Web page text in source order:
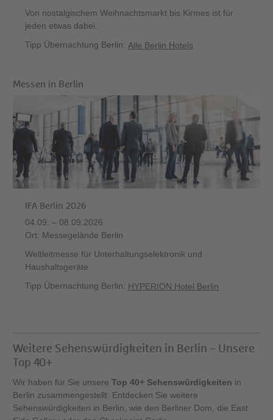
Von nostalgischem Weihnachtsmarkt bis Kirmes ist für
jeden etwas dabei.
Tipp Übernachtung Berlin: Alle Berlin Hotels
Messen in Berlin
IFA Berlin 2026
04.09. – 08.09.2026
Ort: Messegelände Berlin
Weltleitmesse für Unterhaltungselektronik und
Haushaltsgeräte
Tipp Übernachtung Berlin: HYPERION Hotel Berlin
Weitere Sehenswürdigkeiten in Berlin – Unsere
Top 40+
Wir haben für Sie unsere Top 40+ Sehenswürdigkeiten in
Berlin zusammengestellt. Entdecken Sie weitere
Sehenswürdigkeiten in Berlin, wie den Berliner Dom, die East